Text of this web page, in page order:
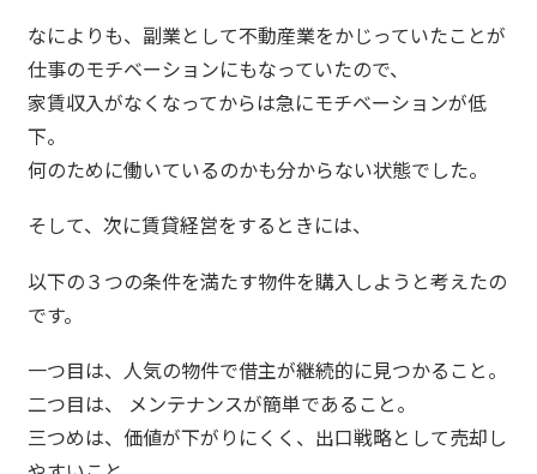
なによりも、副業として不動産業をかじっていたことが
仕事のモチベーションにもなっていたので、
家賃収入がなくなってからは急にモチベーションが低
下。
何のために働いているのかも分からない状態でした。
そして、次に賃貸経営をするときには、
以下の３つの条件を満たす物件を購入しようと考えたの
です。
一つ目は、人気の物件で借主が継続的に見つかること。
二つ目は、 メンテナンスが簡単であること。
三つめは、価値が下がりにくく、出口戦略として売却し